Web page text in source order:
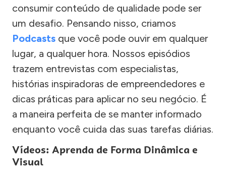
consumir conteúdo de qualidade pode ser
um desafio. Pensando nisso, criamos
Podcasts que você pode ouvir em qualquer
lugar, a qualquer hora. Nossos episódios
trazem entrevistas com especialistas,
histórias inspiradoras de empreendedores e
dicas práticas para aplicar no seu negócio. É
a maneira perfeita de se manter informado
enquanto você cuida das suas tarefas diárias.
Vídeos: Aprenda de Forma Dinâmica e
Visual